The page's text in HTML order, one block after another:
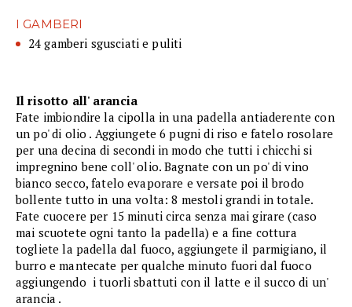
I GAMBERI
24 gamberi sgusciati e puliti
Il risotto all' arancia
Fate imbiondire la cipolla in una padella antiaderente con
un po' di olio . Aggiungete 6 pugni di riso e fatelo rosolare
per una decina di secondi in modo che tutti i chicchi si
impregnino bene coll' olio. Bagnate con un po' di vino
bianco secco, fatelo evaporare e versate poi il brodo
bollente tutto in una volta: 8 mestoli grandi in totale.
Fate cuocere per 15 minuti circa senza mai girare (caso
mai scuotete ogni tanto la padella) e a fine cottura
togliete la padella dal fuoco, aggiungete il parmigiano, il
burro e mantecate per qualche minuto fuori dal fuoco
aggiungendo i tuorli sbattuti con il latte e il succo di un'
arancia .